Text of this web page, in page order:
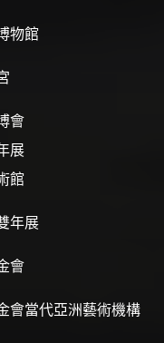
物館
會
展
館
年展
會
會當代亞洲藝術機構